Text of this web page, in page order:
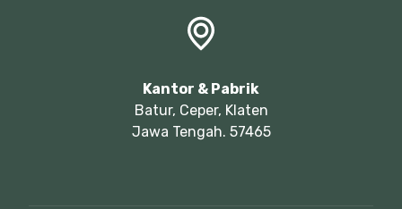
Kantor & Pabrik
Batur, Ceper, Klaten
Jawa Tengah. 57465